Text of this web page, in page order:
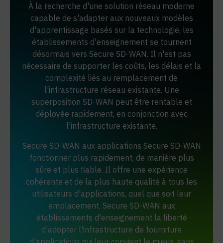
À la recherche d'une solution réseau moderne
capable de s'adapter aux nouveaux modèles
d'apprentissage basés sur la technologie, les
établissements d'enseignement se tournent
désormais vers Secure SD-WAN. Il n'est pas
nécessaire de supporter les coûts, les délais et la
complexité liés au remplacement de
l'infrastructure réseau existante. Une
superposition SD-WAN peut être rentable et
déployée rapidement, en conjonction avec
l'infrastructure existante.
Secure SD-WAN aux applications Secure SD-WAN
fonctionner plus rapidement, de manière plus
sûre et plus fiable. Il offre une expérience
cohérente et de la plus haute qualité à tous les
utilisateurs d'applications, quel que soit leur
emplacement. Secure SD-WAN aux
établissements d'enseignement la liberté
d'adopter l'infrastructure de fourniture